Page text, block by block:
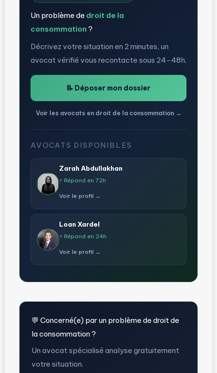
Un problème de droit de la
consommation ?
Décrivez votre situation en 2 minutes, un
avocat vérifié vous recontacte sous 24-48h.
📝 Déposer mon dossier
Voir les avocats en droit de la consommation →
AVOCATS DISPONIBLES
Zarah Abdullakhan
⚡ Répond en 72h
Voir le profil →
Loan Xardel
⚡ Répond en 24h
Voir le profil →
💬 Concerné(e) par un problème de droit de
la consommation ?
Un avocat spécialisé analyse gratuitement
votre situation.